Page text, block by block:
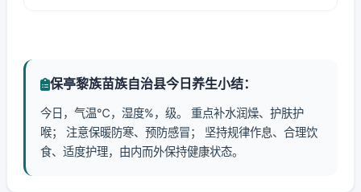
保亭黎族苗族自治县今日养生小结：
今日，气温℃，湿度%，级。 重点补水润燥、护肤护
喉； 注意保暖防寒、预防感冒； 坚持规律作息、合理饮
食、适度护理，由内而外保持健康状态。